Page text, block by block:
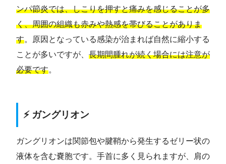
ンパ節炎では、しこりを押すと痛みを感じることが多
く、周囲の組織も赤みや熱感を帯びることがありま
す。原因となっている感染が治まれば自然に縮小する
ことが多いですが、 長期間腫れが続く場合には注意が
必要です。
⚡ ガングリオン
ガングリオンは関節包や腱鞘から発生するゼリー状の
液体を含む嚢胞です。手首に多く見られますが、肩の